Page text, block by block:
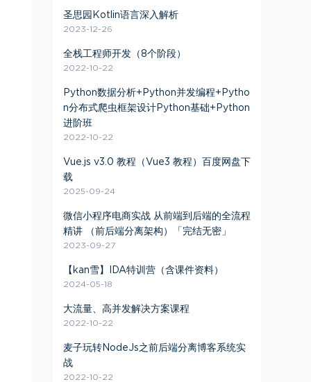
圣思园Kotlin语言深入解析
2023-12-26
全栈工程师开发（8个阶段）
2022-10-22
Python数据分析+Python并发编程+Pytho
n分布式爬虫框架设计Python基础+Python
进阶班
2022-10-22
Vue.js v3.0 教程（Vue3 教程）百度网盘下
载
2025-09-24
微信小程序电商实战 从前端到后端的全流程
精讲 （前后端分离架构）「完结无密」
2023-09-27
【kan雪】IDA特训营（含课件资料）
2024-05-18
大流量、高并发解决方案课程
2022-10-22
麦子玩转NodeJs之前后端分离博客系统实
战
2022-10-22